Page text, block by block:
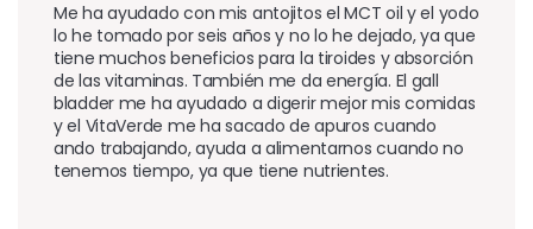
Me ha ayudado con mis antojitos el MCT oil y el yodo
lo he tomado por seis años y no lo he dejado, ya que
tiene muchos beneficios para la tiroides y absorción
de las vitaminas. También me da energía. El gall
bladder me ha ayudado a digerir mejor mis comidas
y el VitaVerde me ha sacado de apuros cuando
ando trabajando, ayuda a alimentarnos cuando no
tenemos tiempo, ya que tiene nutrientes.